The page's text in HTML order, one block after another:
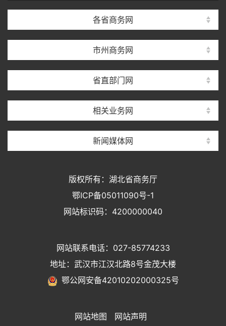
各省商务网
市州商务网
省直部门网
相关业务网
新闻媒体网
版权所有：湖北省商务厅
鄂ICP备05011090号-1
网站标识码：4200000040
网站联系电话：027-85774233
地址：武汉市江汉北路8号金茂大楼
鄂公网安备42010202000325号
网站地图 网站声明